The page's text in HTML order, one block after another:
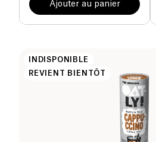
Ajouter au panier
INDISPONIBLE
REVIENT BIENTÔT